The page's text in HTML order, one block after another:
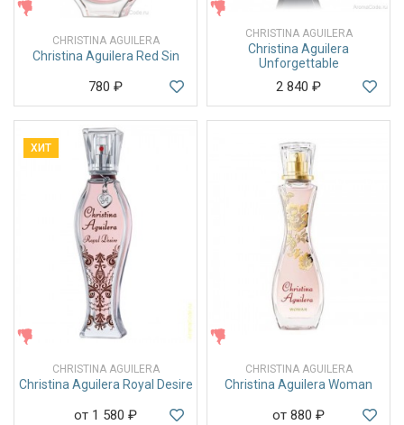
ЖЕНСКИЕ
CHRISTINA AGUILERA
Christina Aguilera Red Sin
780 ₽
ЖЕНСКИЕ
CHRISTINA AGUILERA
Christina Aguilera
Unforgettable
2 840 ₽
ХИТ
ЖЕНСКИЕ
CHRISTINA AGUILERA
Christina Aguilera Royal Desire
от 1 580 ₽
CHRISTINA AGUILERA
Christina Aguilera Woman
от 880 ₽